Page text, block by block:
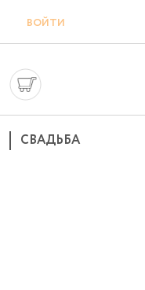
ВОЙТИ
СВАДЬБА